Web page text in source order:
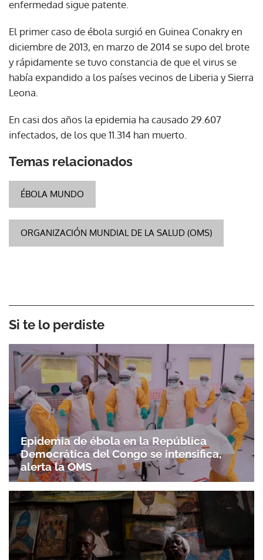
enfermedad sigue patente.
El primer caso de ébola surgió en Guinea Conakry en
diciembre de 2013, en marzo de 2014 se supo del brote
y rápidamente se tuvo constancia de que el virus se
había expandido a los países vecinos de Liberia y Sierra
Leona.
En casi dos años la epidemia ha causado 29.607
infectados, de los que 11.314 han muerto.
Temas relacionados
ÉBOLA MUNDO
ORGANIZACIÓN MUNDIAL DE LA SALUD (OMS)
Si te lo perdiste
Epidemia de ébola en la República
Democrática del Congo se intensifica,
alerta la OMS